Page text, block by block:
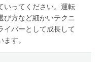
いってください。運転
び方など細かいテクニ
イバーとして成長して
す。